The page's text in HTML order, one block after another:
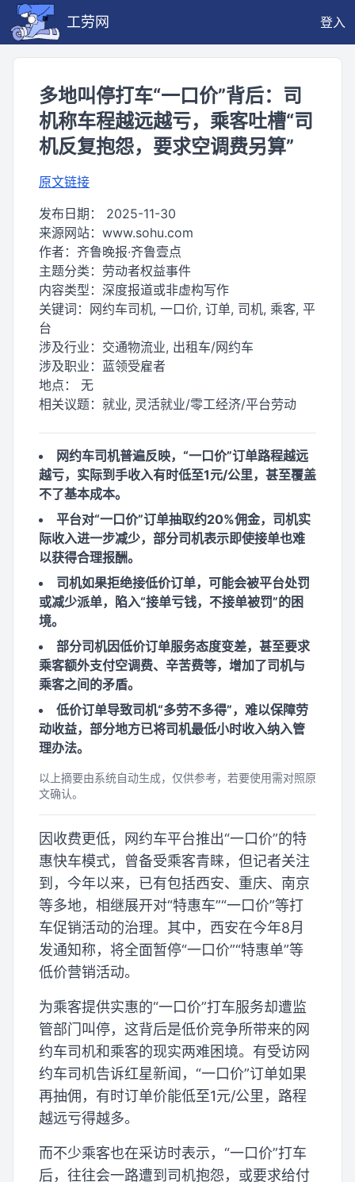
工劳网 登入
多地叫停打车“一口价”背后：司
机称车程越远越亏，乘客吐槽“司
机反复抱怨，要求空调费另算”
原文链接
发布日期： 2025-11-30
来源网站： www.sohu.com
作者： 齐鲁晚报·齐鲁壹点
主题分类： 劳动者权益事件
内容类型： 深度报道或非虚构写作
关键词： 网约车司机, 一口价, 订单, 司机, 乘客, 平
台
涉及行业： 交通物流业, 出租车/网约车
涉及职业： 蓝领受雇者
地点： 无
相关议题： 就业, 灵活就业/零工经济/平台劳动
网约车司机普遍反映，“一口价”订单路程越远
越亏，实际到手收入有时低至1元/公里，甚至覆盖
不了基本成本。
平台对“一口价”订单抽取约20%佣金，司机实
际收入进一步减少，部分司机表示即使接单也难
以获得合理报酬。
司机如果拒绝接低价订单，可能会被平台处罚
或减少派单，陷入“接单亏钱，不接单被罚”的困
境。
部分司机因低价订单服务态度变差，甚至要求
乘客额外支付空调费、辛苦费等，增加了司机与
乘客之间的矛盾。
低价订单导致司机“多劳不多得”，难以保障劳
动收益，部分地方已将司机最低小时收入纳入管
理办法。
以上摘要由系统自动生成，仅供参考，若要使用需对照原
文确认。
因收费更低，网约车平台推出“一口价”的特
惠快车模式，曾备受乘客青睐，但记者关注
到，今年以来，已有包括西安、重庆、南京
等多地，相继展开对“特惠车”“一口价”等打
车促销活动的治理。其中，西安在今年8月
发通知称，将全面暂停“一口价”“特惠单”等
低价营销活动。
为乘客提供实惠的“一口价”打车服务却遭监
管部门叫停，这背后是低价竞争所带来的网
约车司机和乘客的现实两难困境。有受访网
约车司机告诉红星新闻，“一口价”订单如果
再抽佣，有时订单价能低至1元/公里，路程
越远亏得越多。
而不少乘客也在采访时表示，“一口价”打车
后，往往会一路遭到司机抱怨，或要求给付